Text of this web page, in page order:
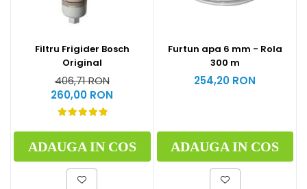
Filtru Frigider Bosch
Original
406,71 RON
260,00 RON
ADAUGA IN COS
Furtun apa 6 mm - Rola
300 m
254,20 RON
ADAUGA IN COS